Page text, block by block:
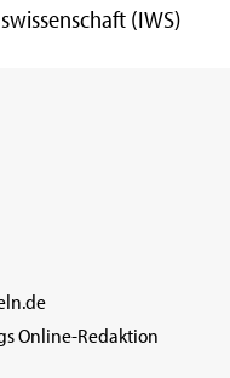
(IWS)
Online-Redaktion